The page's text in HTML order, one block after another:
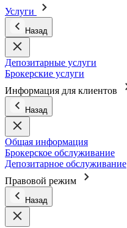
Услуги
Назад
Депозитарные услуги
Брокерские услуги
Информация для клиентов
Назад
Общая информация
Брокерское обслуживание
Депозитарное обслуживание
Правовой режим
Назад